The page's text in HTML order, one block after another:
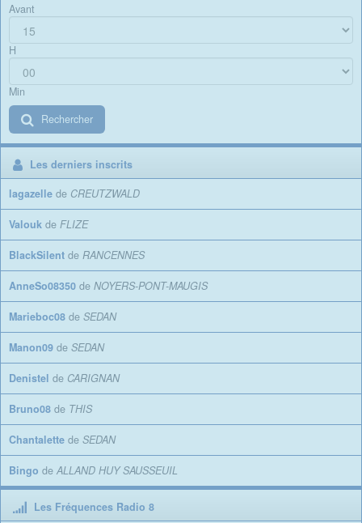
Avant
H
Min
Rechercher
Les derniers inscrits
lagazelle de CREUTZWALD
Valouk de FLIZE
BlackSilent de RANCENNES
AnneSo08350 de NOYERS-PONT-MAUGIS
Marieboc08 de SEDAN
Manon09 de SEDAN
Denistel de CARIGNAN
Bruno08 de THIS
Chantalette de SEDAN
Bingo de ALLAND HUY SAUSSEUIL
Les Fréquences Radio 8